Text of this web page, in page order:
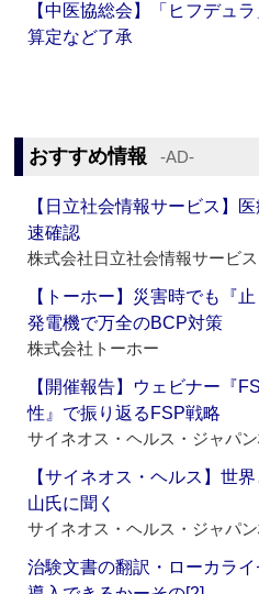
【中医協総会】「ヒフデュ
算定など了承
おすすめ情報 ‐AD‐
【日立社会情報サービス】
速確認
株式会社日立社会情報サービス
【トーホー】災害時でも『
発電機で万全のBCP対策
株式会社トーホー
【開催報告】ウェビナー『
性』で振り返るFSP戦略
サイネオス・ヘルス・ジャパ
【サイネオス・ヘルス】世
山氏に聞く
サイネオス・ヘルス・ジャパ
治験文書の翻訳・ローカラ